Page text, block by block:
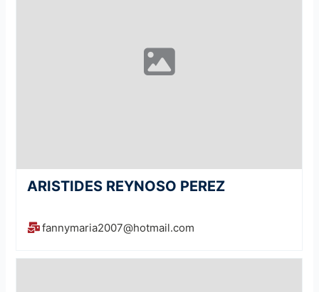
ARISTIDES REYNOSO PEREZ
fannymaria2007@hotmail.com